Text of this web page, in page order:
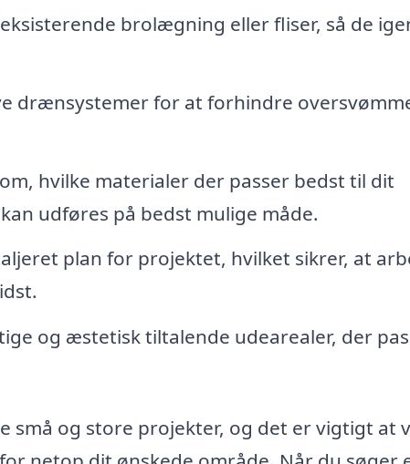
brolægning eller fliser, så de
drænsystemer for at forhindre
hvilke materialer der passer bedst til dit
udføres på bedst mulige måde.
plan for projektet, hvilket sikrer, at
og æstetisk tiltalende udearealer, der
små og store projekter, og det er vigtigt at